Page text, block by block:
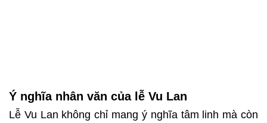
Ý nghĩa nhân văn của lễ Vu Lan
Lễ Vu Lan không chỉ mang ý nghĩa tâm linh mà còn